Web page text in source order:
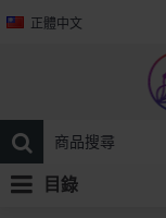
正體中文
目錄